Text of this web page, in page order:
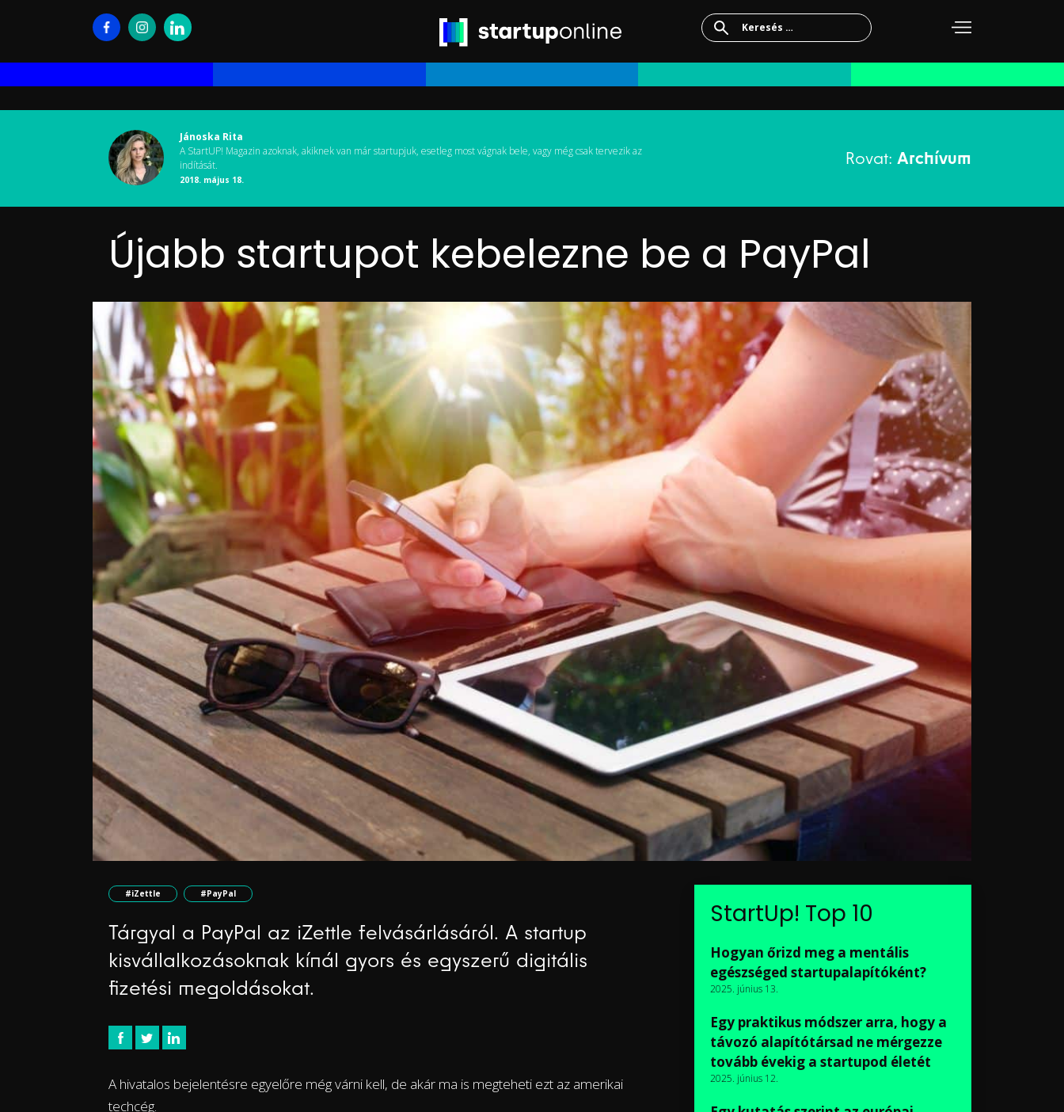
Keresés:
Jánoska Rita
A StartUP! Magazin azoknak, akiknek van már startupjuk, esetleg most vágnak bele, vagy még csak tervezik az
indítását.
2018. május 18.
Rovat: Archívum
Újabb startupot kebelezne be a PayPal
#iZettle #PayPal
Tárgyal a PayPal az iZettle felvásárlásáról. A startup
kisvállalkozásoknak kínál gyors és egyszerű digitális
fizetési megoldásokat.
A hivatalos bejelentésre egyelőre még várni kell, de akár ma is megteheti ezt az amerikai
techcég.
StartUp! Top 10
Hogyan őrizd meg a mentális
egészséged startupalapítóként?
2025. június 13.
Egy praktikus módszer arra, hogy a
távozó alapítótársad ne mérgezze
tovább évekig a startupod életét
2025. június 12.